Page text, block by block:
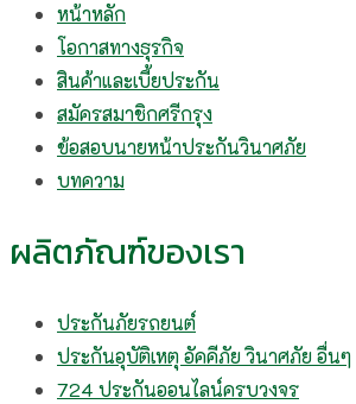
หน้าหลัก
โอกาสทางธุรกิจ
สินค้าและเบี้ยประกัน
สมัครสมาชิกศรีกรุง
ข้อสอบนายหน้าประกันวินาศภัย
บทความ
ผลิตภัณฑ์ของเรา
ประกันภัยรถยนต์
ประกันอุบัติเหตุ อัคคีภัย วินาศภัย อื่นๆ
724 ประกันออนไลน์ครบวงจร